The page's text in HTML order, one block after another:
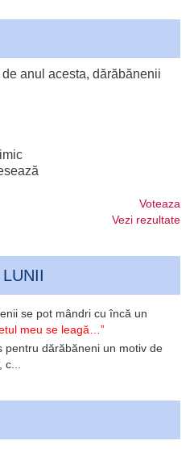
anul acesta, dărăbănenii
Voteaza
Vezi rezultate
se pot mândri cu încă un
meu se leagă…”
pentru dărăbăneni un motiv de
c...